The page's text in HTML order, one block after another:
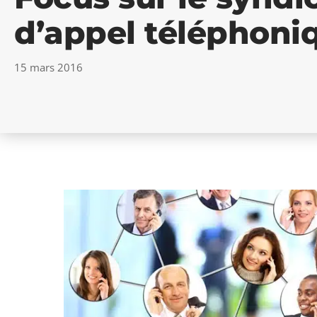
d’appel
15 mars 2016